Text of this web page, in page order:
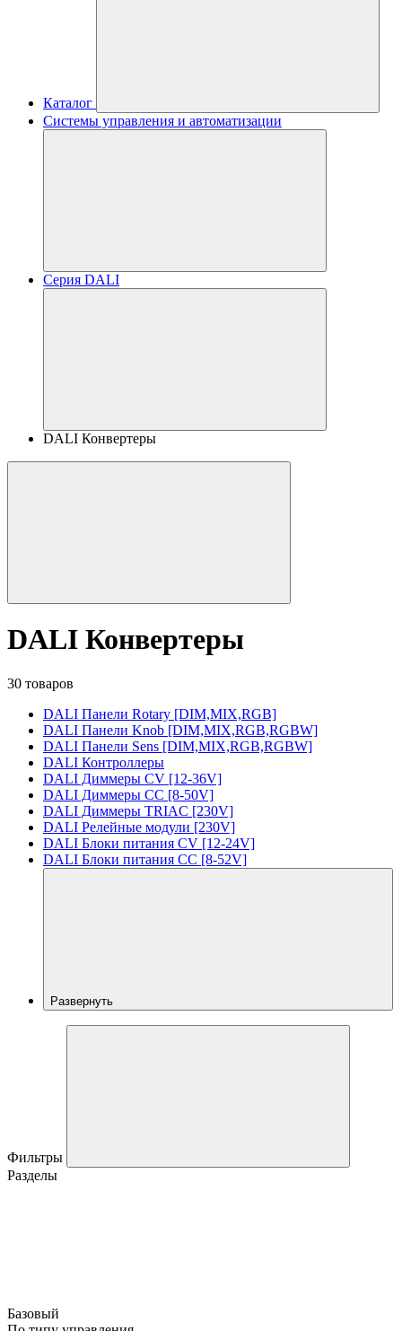
Каталог
Системы управления и автоматизации
Серия DALI
DALI Конвертеры
DALI Конвертеры
30 товаров
DALI Панели Rotary [DIM,MIX,RGB]
DALI Панели Knob [DIM,MIX,RGB,RGBW]
DALI Панели Sens [DIM,MIX,RGB,RGBW]
DALI Контроллеры
DALI Диммеры CV [12-36V]
DALI Диммеры CC [8-50V]
DALI Диммеры TRIAC [230V]
DALI Релейные модули [230V]
DALI Блоки питания CV [12-24V]
DALI Блоки питания CC [8-52V]
Развернуть
Фильтры
Разделы
Базовый